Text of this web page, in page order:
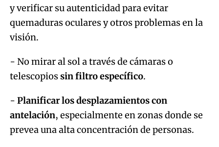
y verificar su autenticidad para evitar
quemaduras oculares y otros problemas en la
visión.
- No mirar al sol a través de cámaras o
telescopiossin filtro específico.
- Planificar los desplazamientos con
antelación, especialmente en zonas donde se
prevea una alta concentración de personas.